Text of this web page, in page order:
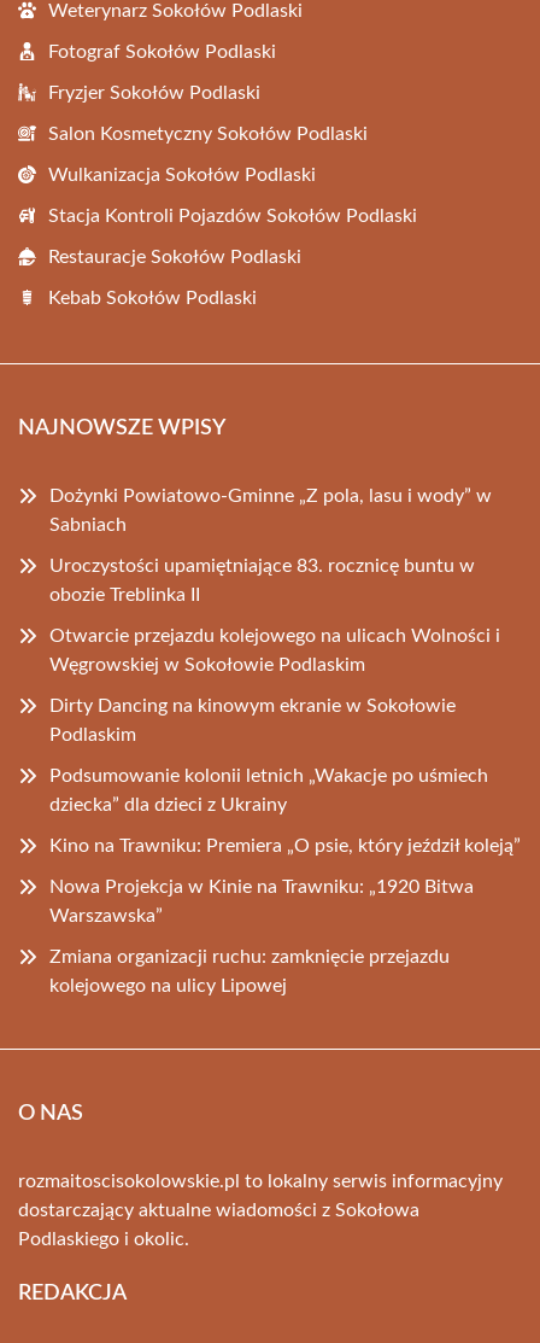
Weterynarz Sokołów Podlaski
Fotograf Sokołów Podlaski
Fryzjer Sokołów Podlaski
Salon Kosmetyczny Sokołów Podlaski
Wulkanizacja Sokołów Podlaski
Stacja Kontroli Pojazdów Sokołów Podlaski
Restauracje Sokołów Podlaski
Kebab Sokołów Podlaski
NAJNOWSZE WPISY
Dożynki Powiatowo-Gminne „Z pola, lasu i wody” w
Sabniach
Uroczystości upamiętniające 83. rocznicę buntu w
obozie Treblinka II
Otwarcie przejazdu kolejowego na ulicach Wolności i
Węgrowskiej w Sokołowie Podlaskim
Dirty Dancing na kinowym ekranie w Sokołowie
Podlaskim
Podsumowanie kolonii letnich „Wakacje po uśmiech
dziecka” dla dzieci z Ukrainy
Kino na Trawniku: Premiera „O psie, który jeździł koleją”
Nowa Projekcja w Kinie na Trawniku: „1920 Bitwa
Warszawska”
Zmiana organizacji ruchu: zamknięcie przejazdu
kolejowego na ulicy Lipowej
O NAS
rozmaitoscisokolowskie.pl to lokalny serwis informacyjny
dostarczający aktualne wiadomości z Sokołowa
Podlaskiego i okolic.
REDAKCJA